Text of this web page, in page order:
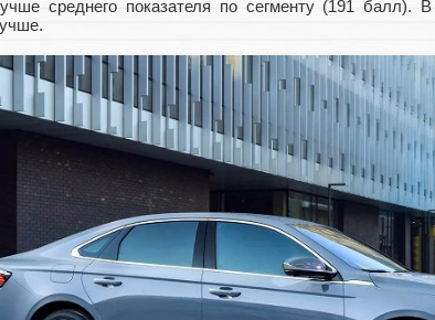
среднего показателя по сегменту (191 балл).